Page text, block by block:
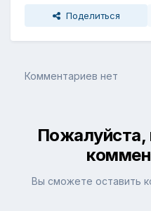
Поделиться
Комментариев нет
Пожалуйста,
Вы сможете оставить